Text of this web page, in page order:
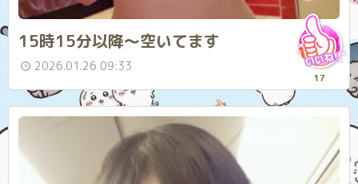
15時15分以降～空いてます
2026.01.26 09:33
17